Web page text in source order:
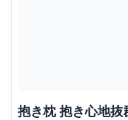
抱き枕 抱き心地